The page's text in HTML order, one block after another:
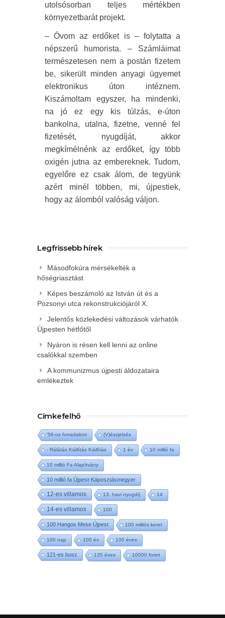
utolsósorban teljes mértékben
környezetbarát projekt.
– Óvom az erdőket is – folytatta a
népszerű humorista. – Számláimat
természetesen nem a postán fizetem
be, sikerült minden anyagi ügyemet
elektronikus úton intéznem.
Kiszámoltam egyszer, ha mindenki,
na jó ez egy kis túlzás, e-úton
bankolna, utalna, fizetne, venné fel
fizetését, nyugdíját, akkor
megkímélnénk az erdőket, így több
oxigén jutna az embereknek. Tudom,
egyelőre ez csak álom, de tegyünk
azért minél többen, mi, újpestiek,
hogy az álomból valóság váljon.
Legfrissebb hírek
Másodfokúra mérsékelték a
hőségriasztást
Képes beszámoló az István út és a
Pozsonyi utca rekonstrukciójáról X.
Jelentős közlekedési változások várhatók
Újpesten hétfőtől
Nyáron is résen kell lenni az online
csalókkal szemben
A kommunizmus újpesti áldozataira
emlékeztek
Címkefelhő
'56-os forradalom (V)észjelzés
- Rálátás Kiállítás Kiállítás 1 év 10 millió fa
10 millió Fa Alapítvány
10 millió fa Újpest-Káposztásmegyer
12-es villamos 13. havi nyugdíj 14
14-es villamos 100
100 Hangos Mese Újpest 100 milliós keret
100 nap 100 év 100 éves
121-es busz 135 éves 10000 forint